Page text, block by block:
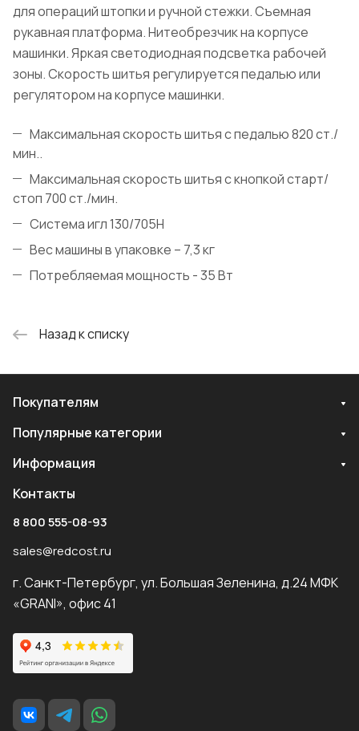
для операций штопки и ручной стежки. Съемная
рукавная платформа. Нитеобрезчик на корпусе
машинки. Яркая светодиодная подсветка рабочей
зоны. Скорость шитья регулируется педалью или
регулятором на корпусе машинки.
Максимальная скорость шитья с педалью 820 ст./
мин..
Максимальная скорость шитья с кнопкой старт/
стоп 700 ст./мин.
Система игл 130/705Н
Вес машины в упаковке – 7,3 кг
Потребляемая мощность - 35 Вт
Назад к списку
Покупателям
Популярные категории
Информация
Контакты
8 800 555-08-93
sales@redcost.ru
г. Санкт-Петербург, ул. Большая Зеленина, д.24 МФК
«GRANI», офис 41